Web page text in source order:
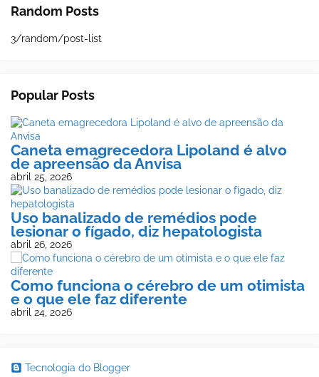
Random Posts
3/random/post-list
Popular Posts
Caneta emagrecedora Lipoland é alvo
de apreensão da Anvisa
abril 25, 2026
Uso banalizado de remédios pode
lesionar o fígado, diz hepatologista
abril 26, 2026
Como funciona o cérebro de um otimista
e o que ele faz diferente
abril 24, 2026
Tecnologia do Blogger